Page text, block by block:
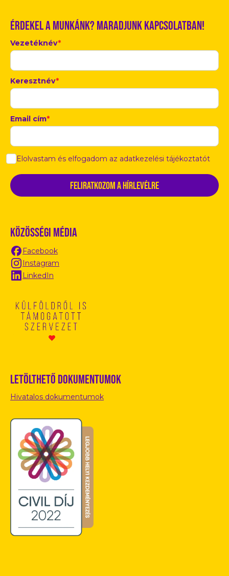
Érdekel a munkánk? Maradjunk kapcsolatban!
Vezetéknév*
Keresztnév*
Email cím*
Elolvastam és elfogadom az adatkezelési tájékoztatót
Közösségi média
Facebook
Instagram
LinkedIn
Letölthető dokumentumok
Hivatalos dokumentumok